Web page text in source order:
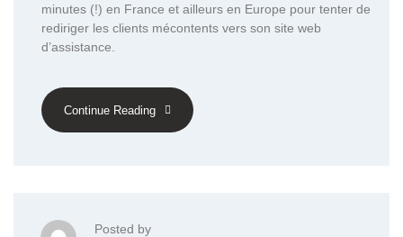
minutes (!) en France et ailleurs en Europe pour tenter de
rediriger les clients mécontents vers son site web
d’assistance.
Continue Reading
Posted by